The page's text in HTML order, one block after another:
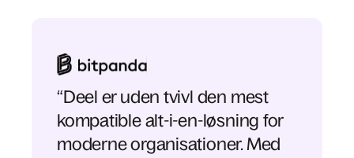
“Deel er uden tvivl den mest
kompatible alt-i-en-løsning for
moderne organisationer. Med